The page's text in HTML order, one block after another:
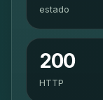
estado
200
HTTP